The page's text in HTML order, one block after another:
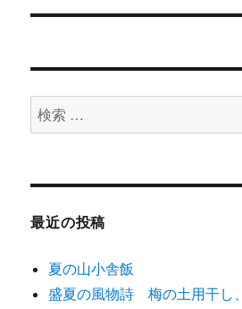
シ
ン
稿:
検
索
象:
最近の投稿
夏の山小舎飯
盛夏の風物詩 梅の土用干し